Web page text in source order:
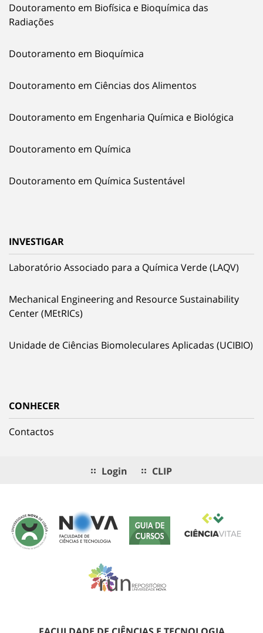
Doutoramento em Biofísica e Bioquímica das
Radiações
Doutoramento em Bioquímica
Doutoramento em Ciências dos Alimentos
Doutoramento em Engenharia Química e Biológica
Doutoramento em Química
Doutoramento em Química Sustentável
INVESTIGAR
Laboratório Associado para a Química Verde (LAQV)
Mechanical Engineering and Resource Sustainability
Center (MEtRICs)
Unidade de Ciências Biomoleculares Aplicadas (UCIBIO)
CONHECER
Contactos
Login CLIP